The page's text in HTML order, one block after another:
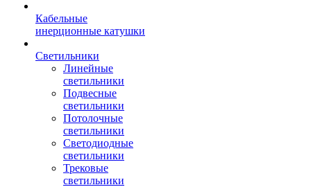
Кабельные
инерционные катушки
Светильники
Линейные
светильники
Подвесные
светильники
Потолочные
светильники
Светодиодные
светильники
Трековые
светильники